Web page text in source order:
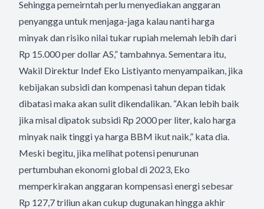
Sehingga pemeirntah perlu menyediakan anggaran
penyangga untuk menjaga-jaga kalau nanti harga
minyak dan risiko nilai tukar rupiah melemah lebih dari
Rp 15.000 per dollar AS,” tambahnya. Sementara itu,
Wakil Direktur Indef Eko Listiyanto menyampaikan, jika
kebijakan subsidi dan kompenasi tahun depan tidak
dibatasi maka akan sulit dikendalikan. “Akan lebih baik
jika misal dipatok subsidi Rp 2000 per liter, kalo harga
minyak naik tinggi ya harga BBM ikut naik,” kata dia.
Meski begitu, jika melihat potensi penurunan
pertumbuhan ekonomi global di 2023, Eko
memperkirakan anggaran kompensasi energi sebesar
Rp 127,7 triliun akan cukup dugunakan hingga akhir